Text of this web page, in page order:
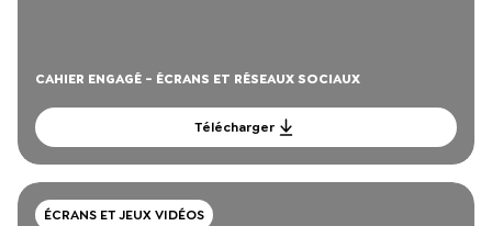
CAHIER ENGAGÉ - ÉCRANS ET RÉSEAUX SOCIAUX
Télécharger
ÉCRANS ET JEUX VIDÉOS